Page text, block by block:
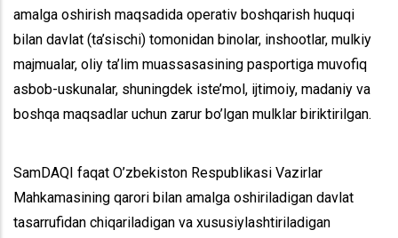
amalga oshirish maqsadida operativ boshqarish huquqi
bilan davlat (ta’sischi) tomonidan binolar, inshootlar, mulkiy
majmualar, oliy ta’lim muassasasining pasportiga muvofiq
asbob-uskunalar, shuningdek iste’mol, ijtimoiy, madaniy va
boshqa maqsadlar uchun zarur bo’lgan mulklar biriktirilgan.
SamDAQI faqat O’zbekiston Respublikasi Vazirlar
Mahkamasining qarori bilan amalga oshiriladigan davlat
tasarrufidan chiqariladigan va xususiylashtiriladigan